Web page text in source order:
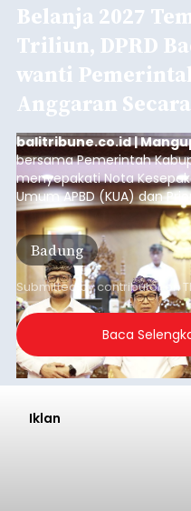
Belanja 2027
Triliun, DPRD
wanti
Anggaran
balitribune.co.id |
bersama Pemerintah
menyepakati Nota
Umum APBD (KUA) dan
Sementara (PPAS) Tahun
rapat paripurna yang
Badung, Kamis (6/8/2026).
Badung
Submitted bycontributor on
Baca
Iklan